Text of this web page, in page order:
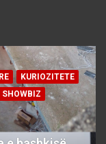
KURIOZITETE
SHOWBIZ